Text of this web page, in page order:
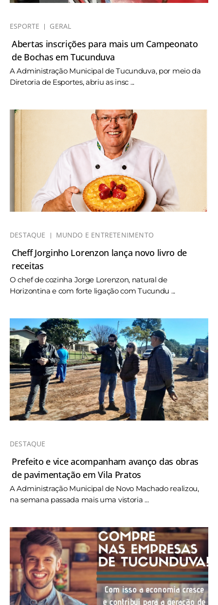
ESPORTE GERAL
Abertas inscrições para mais um Campeonato
de Bochas em Tucunduva
A Administração Municipal de Tucunduva, por meio da
Diretoria de Esportes, abriu as insc ...
DESTAQUE MUNDO E ENTRETENIMENTO
Cheff Jorginho Lorenzon lança novo livro de
receitas
O chef de cozinha Jorge Lorenzon, natural de
Horizontina e com forte ligação com Tucundu ...
DESTAQUE
Prefeito e vice acompanham avanço das obras
de pavimentação em Vila Pratos
A Administração Municipal de Novo Machado realizou,
na semana passada mais uma vistoria ...